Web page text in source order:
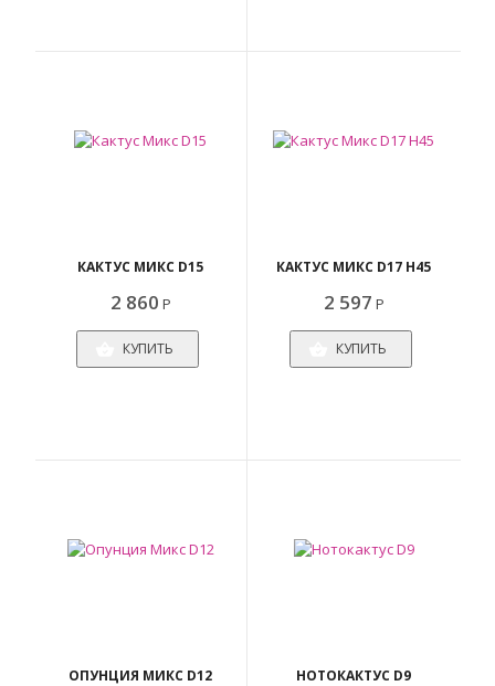
КАКТУС МИКС D15
2 860 Р
КУПИТЬ
КАКТУС МИКС D17 H45
2 597 Р
КУПИТЬ
ОПУНЦИЯ МИКС D12 НОТОКАКТУС D9